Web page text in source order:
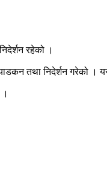
रहेको ।
तथा निदेर्शन गरेको ।